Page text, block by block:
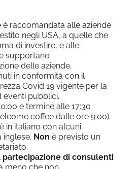
è raccomandata alle aziende
negli USA, a quelle che
di investire, e alle
supportano
delle aziende.
in conformità con il
Covid 19 vigente per la
eventi pubblici.
e termine alle 17:30
coffee dalle ore 9:00).
in italiano con alcuni
inglese. Non è previsto un
di consulenti